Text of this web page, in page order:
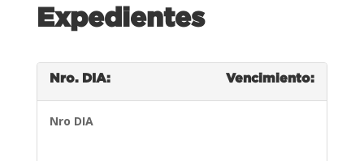
Expedientes
Nro. DIA: Vencimiento:
Nro DIA